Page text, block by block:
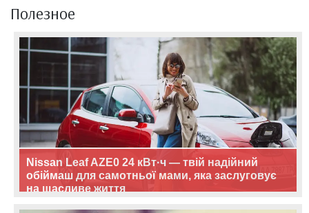
Полезное
Nissan Leaf AZE0 24 кВт·ч — твій надійний
обіймаш для самотньої мами, яка заслуговує
на щасливе життя